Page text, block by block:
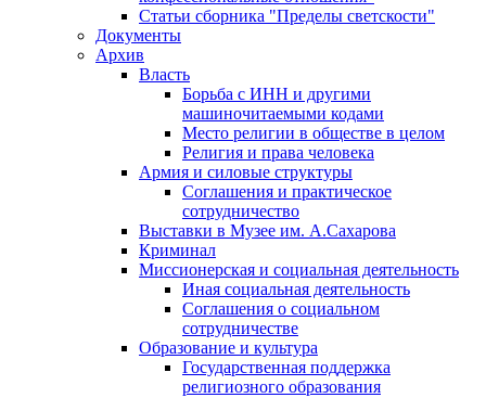
Статьи сборника "Пределы светскости"
Документы
Архив
Власть
Борьба с ИНН и другими
машиночитаемыми кодами
Место религии в обществе в целом
Религия и права человека
Армия и силовые структуры
Соглашения и практическое
сотрудничество
Выставки в Музее им. А.Сахарова
Криминал
Миссионерская и социальная деятельность
Иная социальная деятельность
Соглашения о социальном
сотрудничестве
Образование и культура
Государственная поддержка
религиозного образования